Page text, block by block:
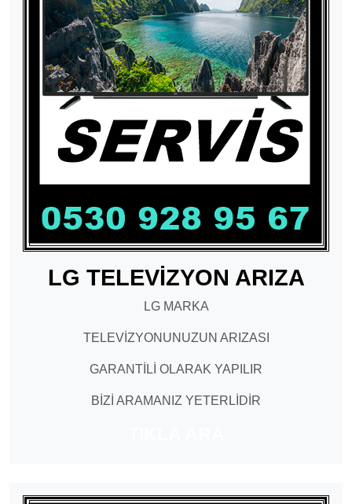
LG TELEVİZYON ARIZA
LG MARKA
TELEVİZYONUNUZUN ARIZASI
GARANTİLİ OLARAK YAPILIR
BİZİ ARAMANIZ YETERLİDİR